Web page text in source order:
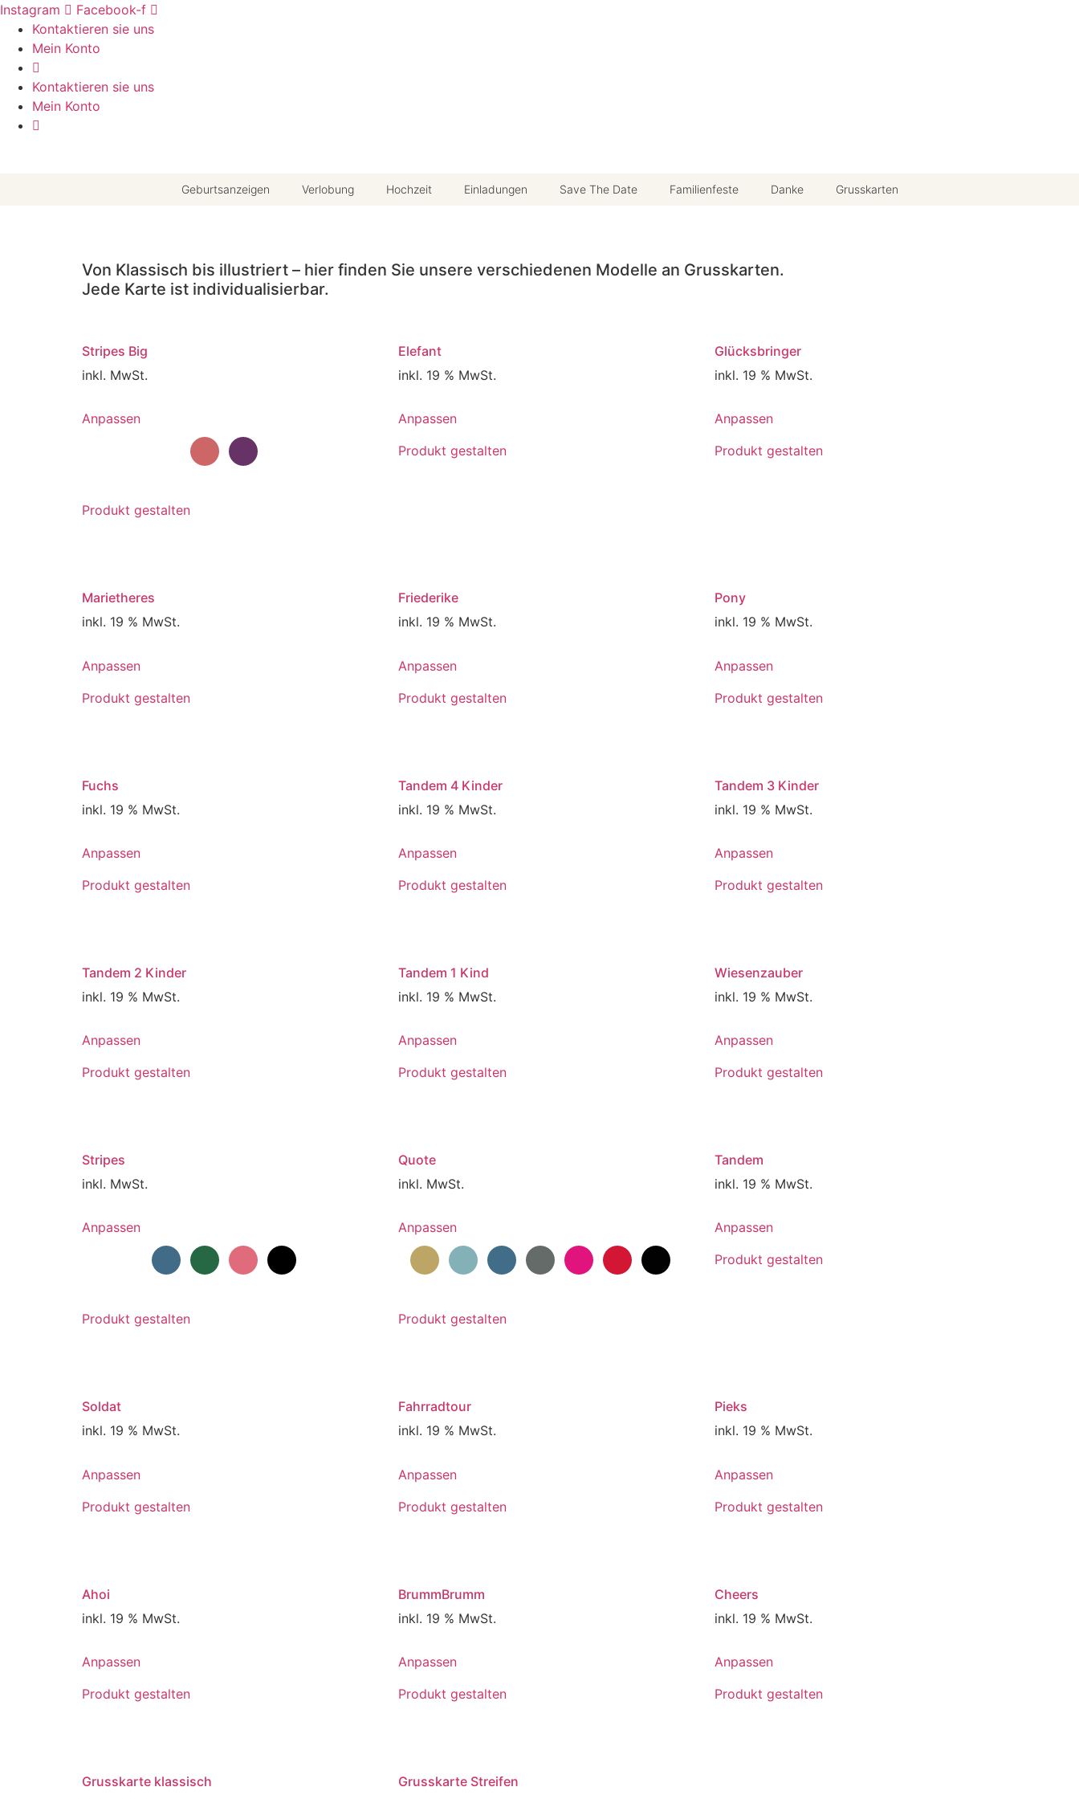
Zum
Inhalt
springen
Instagram
Facebook-f
Kontaktieren sie uns
Mein Konto
Kontaktieren sie uns
Mein Konto
Geburtsanzeigen Verlobung Hochzeit Einladungen Save The Date Familienfeste Danke Grusskarten
Von Klassisch bis illustriert – hier finden Sie unsere verschiedenen Modelle an Grusskarten.
Jede Karte ist individualisierbar.
Stripes Big
inkl. MwSt.
AnpassenProdukt
Die
der
Produktseite
Produkt gestalten
Elefant
inkl. 19 % MwSt.
Anpassen
Produkt gestalten
Glücksbringer
inkl. 19 % MwSt.
Anpassen
Produkt gestalten
Marietheres
inkl. 19 % MwSt.
Anpassen
Produkt gestalten
Friederike
inkl. 19 % MwSt.
Anpassen
Produkt gestalten
Pony
inkl. 19 % MwSt.
Anpassen
Produkt gestalten
Fuchs
inkl. 19 % MwSt.
Anpassen
Produkt gestalten
Tandem 4 Kinder
inkl. 19 % MwSt.
Anpassen
Produkt gestalten
Tandem 3 Kinder
inkl. 19 % MwSt.
Anpassen
Produkt gestalten
Tandem 2 Kinder
inkl. 19 % MwSt.
Anpassen
Produkt gestalten
Tandem 1 Kind
inkl. 19 % MwSt.
Anpassen
Produkt gestalten
Wiesenzauber
inkl. 19 % MwSt.
Anpassen
Produkt gestalten
Stripes
inkl. MwSt.
AnpassenProdukt
weist
mehrere
Die
Produktseite
Produkt gestalten
Quote
inkl. MwSt.
AnpassenProdukt
weist
mehrere
Die
der
Produktseite
Produkt gestalten
Tandem
inkl. 19 % MwSt.
Anpassen
Produkt gestalten
Soldat
inkl. 19 % MwSt.
Anpassen
Produkt gestalten
Fahrradtour
inkl. 19 % MwSt.
Anpassen
Produkt gestalten
Pieks
inkl. 19 % MwSt.
Anpassen
Produkt gestalten
Ahoi
inkl. 19 % MwSt.
Anpassen
Produkt gestalten
BrummBrumm
inkl. 19 % MwSt.
Anpassen
Produkt gestalten
Cheers
inkl. 19 % MwSt.
Anpassen
Produkt gestalten
Grusskarte klassisch
Grusskarte Streifen